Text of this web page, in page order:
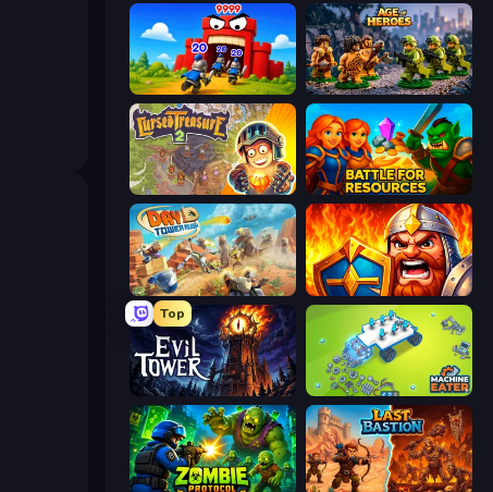
TimeWarriors Age of Heroes
Cursed Treasure 2 Battle for Resources
Day D Tower Rush WarLink: Crown & Clash
Top
Evil Tower Machine Eater